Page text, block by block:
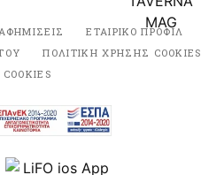
ΕΤΑΙΡΙΚΟ ΠΡΟΦΙΛ
ΠΟΛΙΤΙΚΗ ΧΡΗΣΗΣ COOKIES